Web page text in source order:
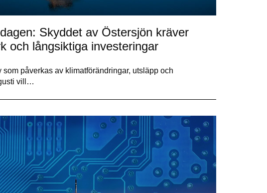
Skyddet av Östersjön kräver
och långsiktiga investeringar
påverkas av klimatförändringar, utsläpp och
vill…